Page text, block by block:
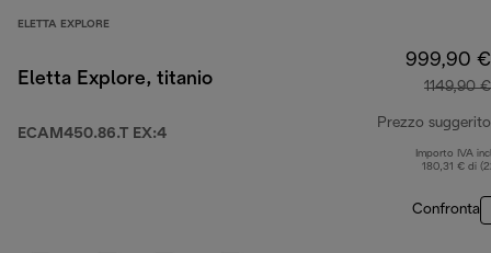
ELETTA EXPLORE
Eletta Explore, titanio
ECAM450.86.T EX:4
999,90 €
1149,90 €
Prezzo suggerito
Importo IVA
180,31 € di
Confronta